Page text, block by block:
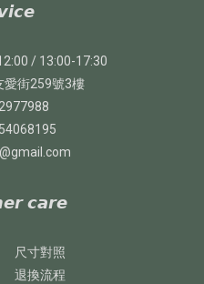
/ 13:00-17:30
愛街259號3樓
𝙘𝙖𝙧𝙚
尺寸對照
退換流程